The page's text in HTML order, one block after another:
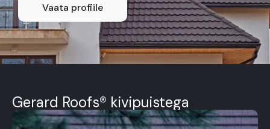
Vaata profiile
Gerard Roofs® kivipuistega
teraskatuste müük Eestis